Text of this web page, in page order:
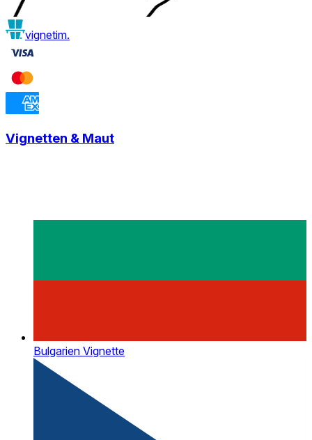
vignetim.
Vignetten & Maut
Bulgarien Vignette